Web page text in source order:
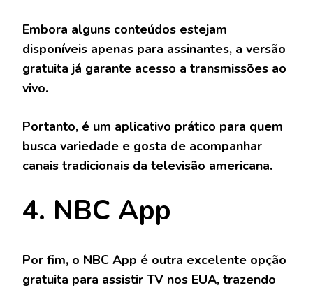
Embora alguns conteúdos estejam
disponíveis apenas para assinantes, a versão
gratuita já garante acesso a transmissões ao
vivo.
Portanto, é um aplicativo prático para quem
busca variedade e gosta de acompanhar
canais tradicionais da televisão americana.
4. NBC App
Por fim, o NBC App é outra excelente opção
gratuita para assistir TV nos EUA, trazendo